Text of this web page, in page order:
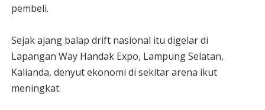
pembeli.
Sejak ajang balap drift nasional itu digelar di
Lapangan Way Handak Expo, Lampung Selatan,
Kalianda, denyut ekonomi di sekitar arena ikut
meningkat.